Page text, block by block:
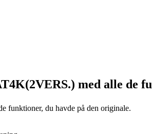
med alle de
funktioner, du havde på den originale.